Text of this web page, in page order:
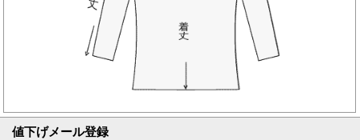
値下げメール登録